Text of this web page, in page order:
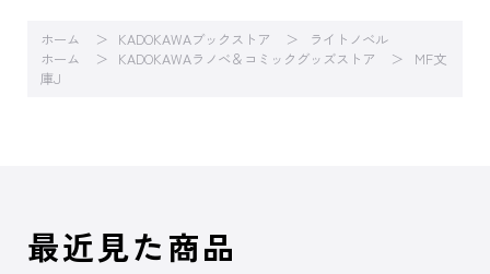
ホーム KADOKAWAブックストア
ライトノベル
ホーム
KADOKAWAラノベ＆コミックグッズストア
MF文
庫J
最近見た商品